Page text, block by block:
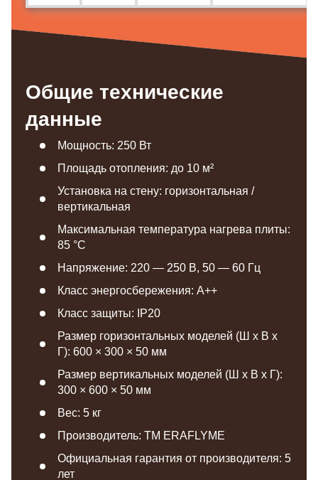
Общие технические
данные
Мощность: 250 Вт
Площадь отопления: до 10 м²
Установка на стену: горизонтальная /
вертикальная
Максимальная температура нагрева плиты:
85 °С
Напряжение: 220 — 250 В, 50 — 60 Гц
Класс энергосбережения: A++
Класс защиты: IP20
Размер горизонтальных моделей (Ш х В х
Г): 600 × 300 × 50 мм
Размер вертикальных моделей (Ш х В х Г):
300 × 600 × 50 мм
Вес: 5 кг
Производитель: TM ERAFLYME
Официальная гарантия от производителя: 5
лет